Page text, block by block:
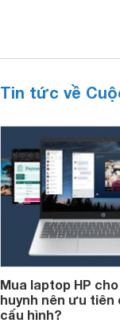
Tin tức về
Mua laptop HP
huynh nên ưu tiên
cấu hình?